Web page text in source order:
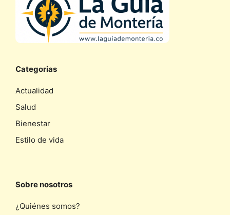
Categorias
Actualidad
Salud
Bienestar
Estilo de vida
Sobre nosotros
¿Quiénes somos?